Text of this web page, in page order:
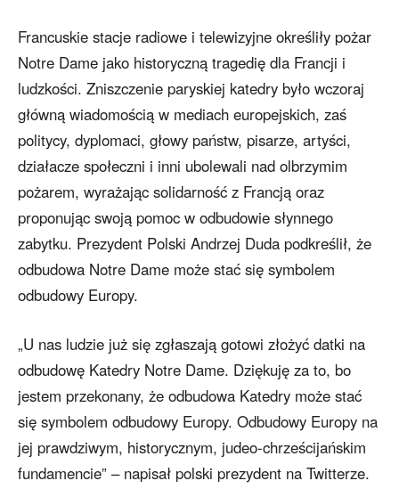
Francuskie stacje radiowe i telewizyjne określiły pożar
Notre Dame jako historyczną tragedię dla Francji i
ludzkości. Zniszczenie paryskiej katedry było wczoraj
główną wiadomością w mediach europejskich, zaś
politycy, dyplomaci, głowy państw, pisarze, artyści,
działacze społeczni i inni ubolewali nad olbrzymim
pożarem, wyrażając solidarność z Francją oraz
proponując swoją pomoc w odbudowie słynnego
zabytku. Prezydent Polski Andrzej Duda podkreślił, że
odbudowa Notre Dame może stać się symbolem
odbudowy Europy.
„U nas ludzie już się zgłaszają gotowi złożyć datki na
odbudowę Katedry Notre Dame. Dziękuję za to, bo
jestem przekonany, że odbudowa Katedry może stać
się symbolem odbudowy Europy. Odbudowy Europy na
jej prawdziwym, historycznym, judeo-chrześcijańskim
fundamencie” – napisał polski prezydent na Twitterze.